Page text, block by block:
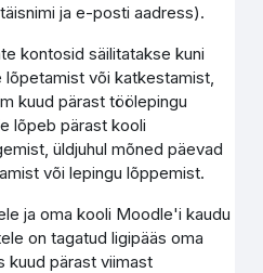
ja e-posti aadress).
kontosid säilitatakse kuni
või katkestamist,
kuud pärast töölepingu
lõpeb pärast kooli
üldjuhul mõned päevad
või lepingu lõppemist.
ja oma kooli Moodle'i kaudu
on tagatud ligipääs oma
kuud pärast viimast